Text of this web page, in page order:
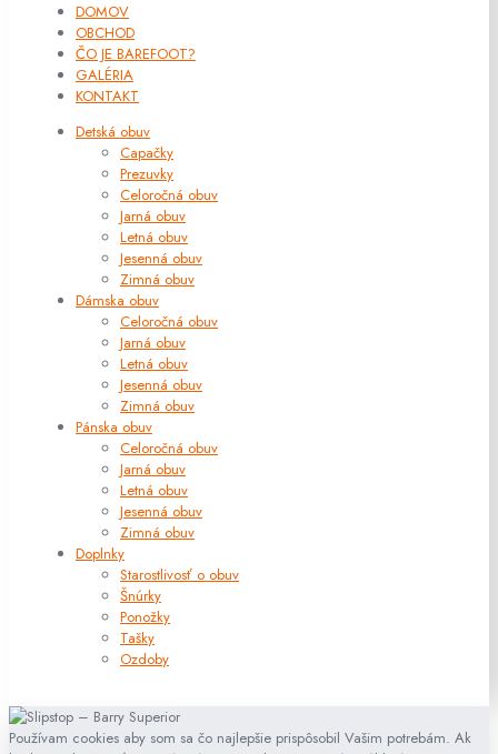
DOMOV
OBCHOD
ČO JE BAREFOOT?
GALÉRIA
KONTAKT
Detská obuv
Capačky
Prezuvky
Celoročná obuv
Jarná obuv
Letná obuv
Jesenná obuv
Zimná obuv
Dámska obuv
Celoročná obuv
Jarná obuv
Letná obuv
Jesenná obuv
Zimná obuv
Pánska obuv
Celoročná obuv
Jarná obuv
Letná obuv
Jesenná obuv
Zimná obuv
Doplnky
Starostlivosť o obuv
Šnúrky
Ponožky
Tašky
Ozdoby
Používam cookies aby som sa čo najlepšie prispôsobil Vašim potrebám. Ak